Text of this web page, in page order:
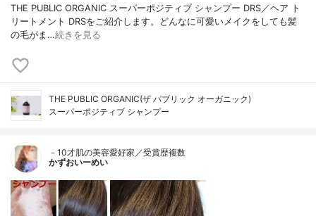
THE PUBLIC ORGANIC スーパーポジティブ シャンプー DRS／ヘア ト
リートメント DRSをご紹介します。どんなに可愛いメイクをしても髪
の毛がま…続きを見る
THE PUBLIC ORGANIC(ザ パブリック オーガニック)
スーパーポジティブ シャンプー
－10才肌の美容愛好家／受賞歴複数
かずおいーめい